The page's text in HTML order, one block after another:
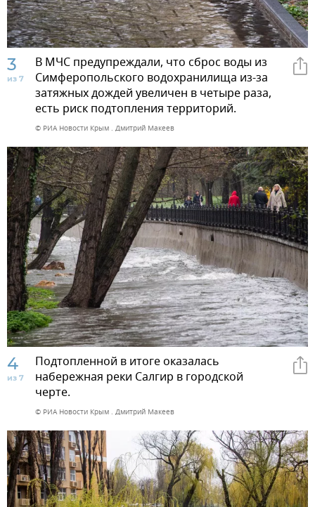
3
из 7
В МЧС предупреждали, что сброс воды из
Симферопольского водохранилища из-за
затяжных дождей увеличен в четыре раза,
есть риск подтопления территорий.
© РИА Новости Крым . Дмитрий Макеев
4
из 7
Подтопленной в итоге оказалась
набережная реки Салгир в городской
черте.
© РИА Новости Крым . Дмитрий Макеев